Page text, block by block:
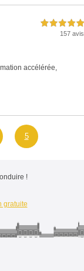
5,0 étoiles sur 5
157 avis
accélérée,
5
!
gratuite